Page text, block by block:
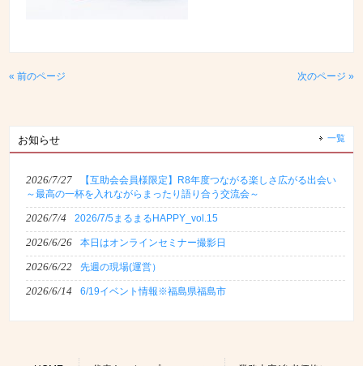
« 前のページ 次のページ »
お知らせ 一覧
2026/7/27
【互助会会員様限定】R8年度つながる楽しさ広がる出会い
～最高の一杯を入れながらまったり語り合う交流会～
2026/7/4 2026/7/5まるまるHAPPY_vol.15
2026/6/26 本日はオンラインセミナー撮影日
2026/6/22 先週の現場(運営）
2026/6/14 6/19イベント情報※福島県福島市